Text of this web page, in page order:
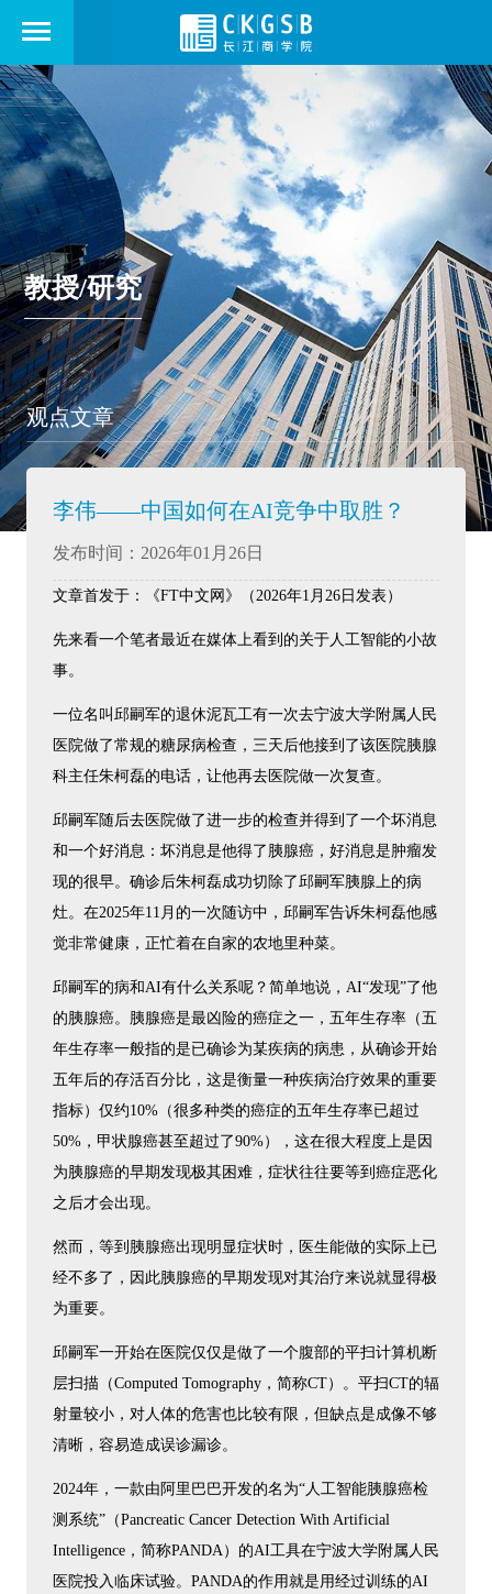
教授/研究
观点文章
李伟——中国如何在AI竞争中取胜？
发布时间：2026年01月26日
文章首发于：《FT中文网》（2026年1月26日发表）
先来看一个笔者最近在媒体上看到的关于人工智能的小故
事。
一位名叫邱嗣军的退休泥瓦工有一次去宁波大学附属人民
医院做了常规的糖尿病检查，三天后他接到了该医院胰腺
科主任朱柯磊的电话，让他再去医院做一次复查。
邱嗣军随后去医院做了进一步的检查并得到了一个坏消息
和一个好消息：坏消息是他得了胰腺癌，好消息是肿瘤发
现的很早。确诊后朱柯磊成功切除了邱嗣军胰腺上的病
灶。在2025年11月的一次随访中，邱嗣军告诉朱柯磊他感
觉非常健康，正忙着在自家的农地里种菜。
邱嗣军的病和AI有什么关系呢？简单地说，AI“发现”了他
的胰腺癌。胰腺癌是最凶险的癌症之一，五年生存率（五
年生存率一般指的是已确诊为某疾病的病患，从确诊开始
五年后的存活百分比，这是衡量一种疾病治疗效果的重要
指标）仅约10%（很多种类的癌症的五年生存率已超过
50%，甲状腺癌甚至超过了90%），这在很大程度上是因
为胰腺癌的早期发现极其困难，症状往往要等到癌症恶化
之后才会出现。
然而，等到胰腺癌出现明显症状时，医生能做的实际上已
经不多了，因此胰腺癌的早期发现对其治疗来说就显得极
为重要。
邱嗣军一开始在医院仅仅是做了一个腹部的平扫计算机断
层扫描（Computed Tomography，简称CT）。平扫CT的辐
射量较小，对人体的危害也比较有限，但缺点是成像不够
清晰，容易造成误诊漏诊。
2024年，一款由阿里巴巴开发的名为“人工智能胰腺癌检
测系统”（Pancreatic Cancer Detection With Artificial
Intelligence，简称PANDA）的AI工具在宁波大学附属人民
医院投入临床试验。PANDA的作用就是用经过训练的AI